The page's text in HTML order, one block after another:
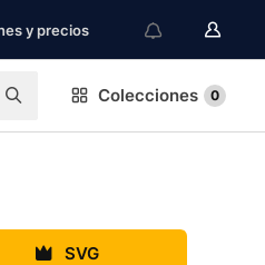
y precios
Colecciones 0
SVG